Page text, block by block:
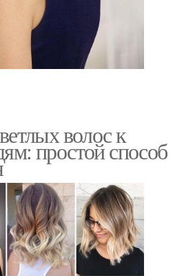
волос к
простой способ